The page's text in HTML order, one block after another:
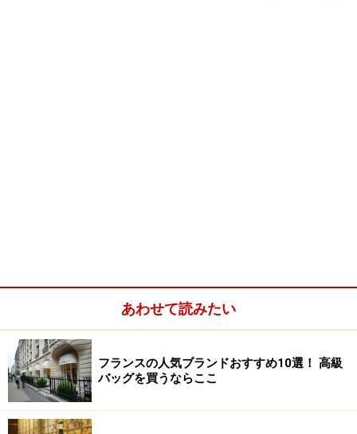
あわせて読みたい
フランスの人気ブランドおすすめ10選！ 高級
バッグを買うならここ